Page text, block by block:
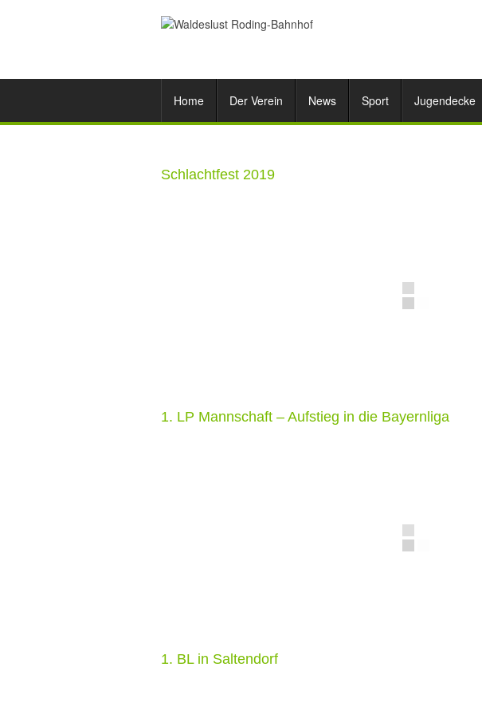
Home Der Verein News Sport Jugendecke
Schlachtfest 2019
1. LP Mannschaft – Aufstieg in die Bayernliga
1. BL in Saltendorf